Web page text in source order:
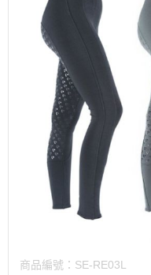
商品編號： SE-RE03L